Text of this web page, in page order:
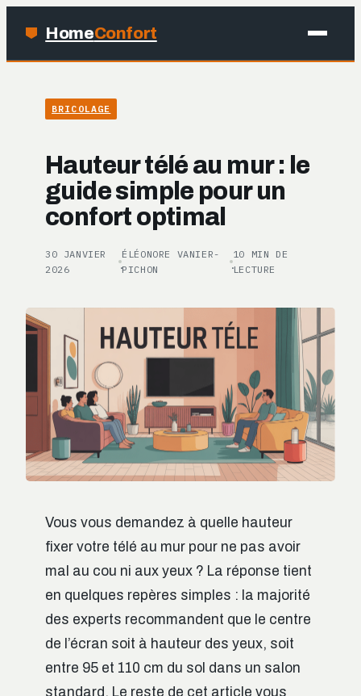
HomeConfort
JARDINAGE
DÉCO
BRICOLAGE
Hauteur télé au mur : le
guide simple pour un
confort optimal
30 JANVIER
2026
·
ÉLÉONORE VANIER-
PICHON
·
10 MIN DE
LECTURE
Vous vous demandez à quelle hauteur
fixer votre télé au mur pour ne pas avoir
mal au cou ni aux yeux ? La réponse tient
en quelques repères simples : la majorité
des experts recommandent que le centre
de l’écran soit à hauteur des yeux, soit
entre 95 et 110 cm du sol dans un salon
standard. Le reste de cet article vous